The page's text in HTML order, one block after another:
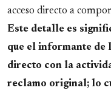
acceso directo a
Este detalle es
que el informante de
directo con la
reclamo original; lo